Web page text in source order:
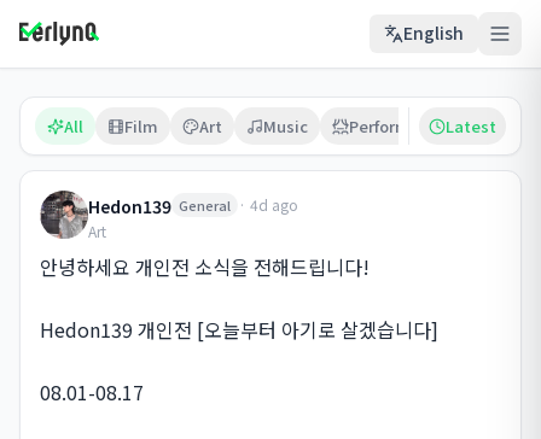
English
All Film Art Music Performance Photo
Latest
Hedon139 General · 4d ago
Art
안녕하세요 개인전 소식을 전해드립니다!
Hedon139 개인전 [오늘부터 아기로 살겠습니다]
08.01-08.17